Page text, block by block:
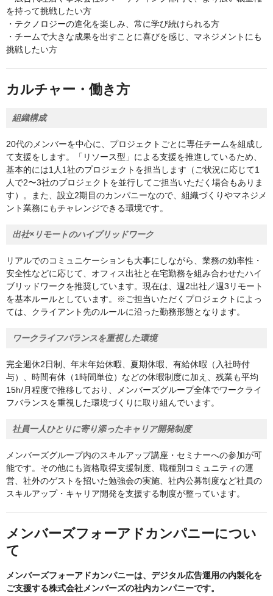
を持って挑戦したい方
・テクノロジーの進化を楽しみ、常に学び続けられる方
・チームで大きな成果を出すことに喜びを感じ、マネジメントにも
挑戦したい方
カルチャー・働き方
組織構成
20代のメンバーを中心に、プロジェクトごとに専任チームを組成し
て支援をします。「リソース型」による支援を推進しているため、
基本的には1人1社のプロジェクトを担当します（ご状況に応じて1
人で2〜3社のプロジェクトを並行してご担当いただく場合もありま
す）。また、設立2期目のカンパニーなので、組織づくりやマネジメ
ント業務にもチャレンジできる環境です。
出社×リモートのハイブリッドワーク
リアルでのコミュニケーションも大事にしながら、業務の効率性・
安全性などに応じて、オフィス出社と在宅勤務を組み合わせたハイ
ブリッドワークを推奨しています。現在は、週2出社／週3リモート
を基本ルールとしています。※ご担当いただくプロジェクトによっ
ては、クライアント先のルールに沿った勤務形態となります。
ワークライフバランスを重視した環境
完全週休2日制、年末年始休暇、夏期休暇、有給休暇（入社時付
与）、時間有休（1時間単位）などの休暇制度に加え、残業も平均
15h/月程度で推移しており、メンバーズグループ全体でワークライ
フバランスを重視した環境づくりに取り組んでいます。
社員一人ひとりに寄り添ったキャリア開発制度
メンバーズグループ内のスキルアップ講座・セミナーへの参加が可
能です。その他にも資格取得支援制度、職種別コミュニティの運
営、社外のゲストを招いた勉強会の実施、社内公募制度など社員の
スキルアップ・キャリア開発を支援する制度が整っています。
メンバーズフォーアドカンパニーについ
て
メンバーズフォーアドカンパニーは、デジタル広告運用の内製化を
ご支援する株式会社メンバーズの社内カンパニーです。